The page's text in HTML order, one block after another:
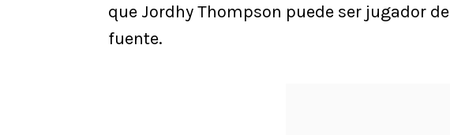
que Jordhy Thompson puede ser jugador
fuente.